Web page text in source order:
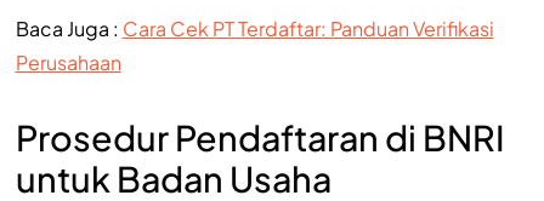
Baca Juga : Cara Cek PT Terdaftar: Panduan Verifikasi
Perusahaan
Prosedur Pendaftaran di BNRI
untuk Badan Usaha